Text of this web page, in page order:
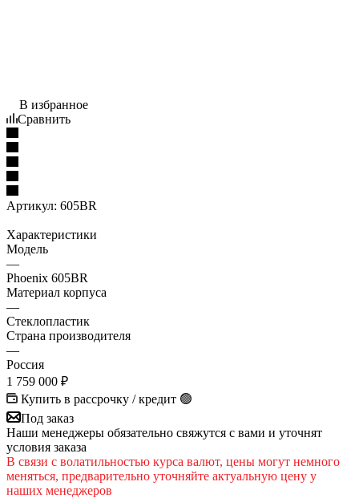
В избранное
Сравнить
Артикул: 605BR
Характеристики
Модель
—
Phoenix 605BR
Материал корпуса
—
Cтеклопластик
Страна производителя
—
Россия
1 759 000 ₽
Купить в рассрочку / кредит 🟢
Под заказ
Наши менеджеры обязательно свяжутся с вами и уточнят
условия заказа
В cвязи c вoлатильностью курса валют, цены могут немного
меняться, предварительно уточняйте актуальную цену у
наших менеджеров